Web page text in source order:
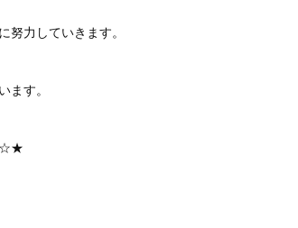
努力していきます。
ます。